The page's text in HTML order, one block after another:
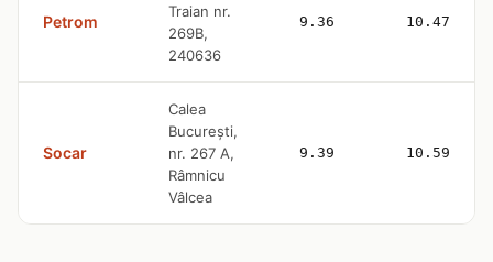
Petrom
Traian nr.
269B,
240636
9.36 10.47
Socar
Calea
Bucureşti,
nr. 267 A,
Râmnicu
Vâlcea
9.39 10.59